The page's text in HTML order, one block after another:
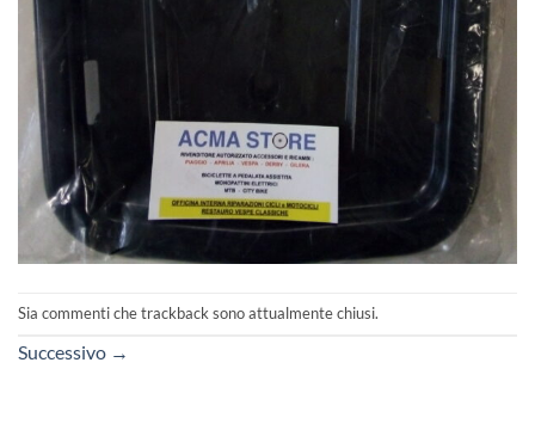
Sia commenti che trackback sono attualmente chiusi.
Successivo →